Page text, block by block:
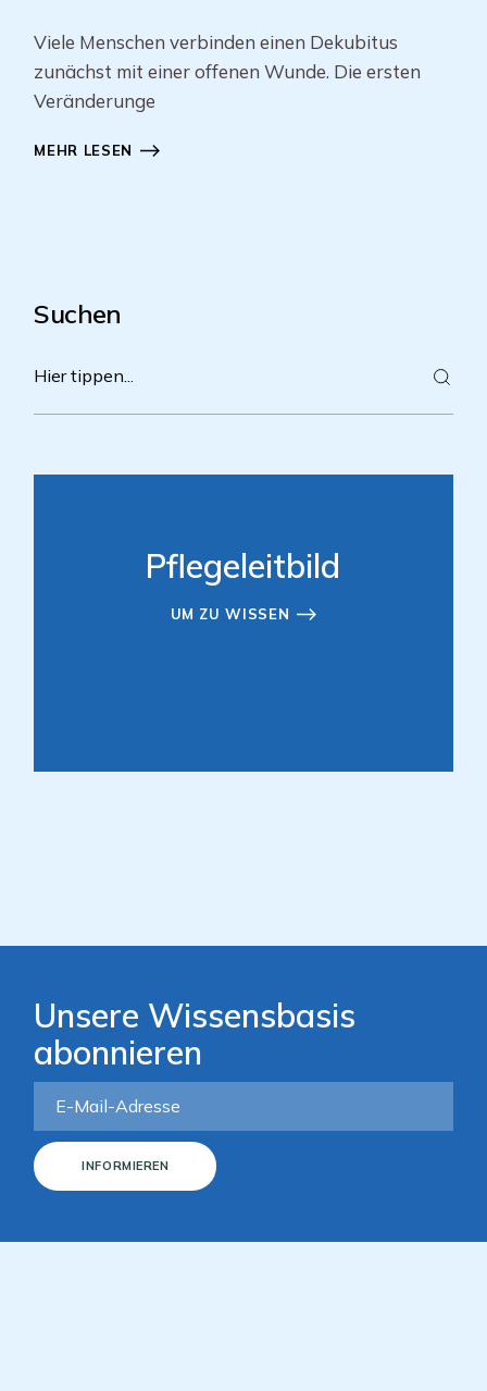
Viele Menschen verbinden einen Dekubitus
zunächst mit einer offenen Wunde. Die ersten
Veränderunge
MEHR LESEN
Suchen
Pflegeleitbild
UM ZU WISSEN
Unsere Wissensbasis
abonnieren
INFORMIEREN